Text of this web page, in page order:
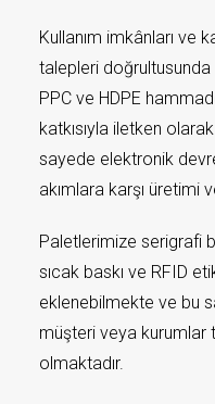
Kullanım imkânları ve
talepleri
PPC ve HDPE
katkısıyla iletken
sayede elektronik
akımlara karşı üretimi
Paletlerimize serigrafi
sıcak baskı ve RFID
eklenebilmekte ve bu
müşteri veya kurumlar
olmaktadır.